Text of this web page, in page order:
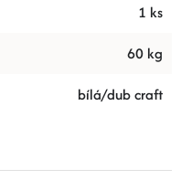
1 ks
60 kg
bílá/dub craft